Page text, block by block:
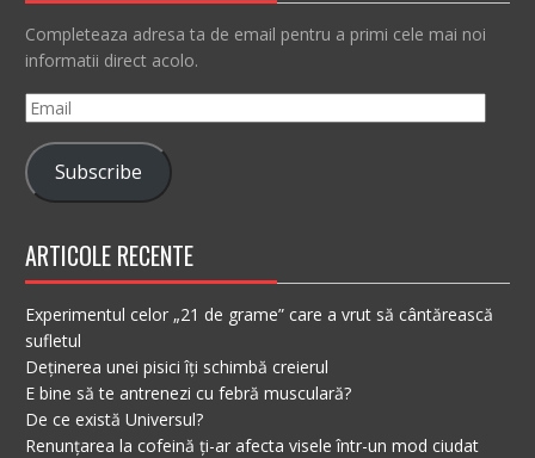
Completeaza adresa ta de email pentru a primi cele mai noi
informatii direct acolo.
Email
Subscribe
ARTICOLE RECENTE
Experimentul celor „21 de grame” care a vrut să cântărească
sufletul
Deținerea unei pisici îți schimbă creierul
E bine să te antrenezi cu febră musculară?
De ce există Universul?
Renunțarea la cofeină ți-ar afecta visele într-un mod ciudat